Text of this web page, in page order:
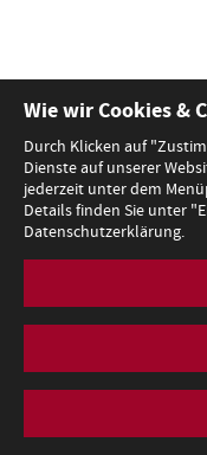
Wie wir Cookies &
Durch Klicken auf
Dienste auf unserer
jederzeit unter dem
Details finden Sie unter
Datenschutzerklärung.